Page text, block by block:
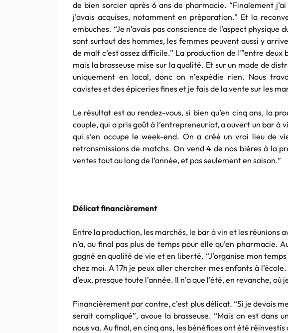
de bien sorcier après 6 ans de pharmacie. “Finalement
j’avais acquises, notamment en préparation.” Et la
embuches. “Je n’avais pas conscience de l’aspect physique
sont surtout des hommes, les femmes peuvent aussi y
de malt c’est assez difficile.” La production de l'”entre
mais la brasseuse mise sur la qualité. Et sur un mode de
uniquement en local, donc on n’expédie rien. Nous
cavistes et des épiceries fines et je fais de la vente sur les
Le résultat est au rendez-vous, si bien qu’en cinq ans, la
couple, qui a pris goût à l’entrepreneuriat, a ouvert un bar à
qui s’en occupe le week-end. On a créé un vrai lieu de
retransmissions de matchs. On vend 4 de nos bières à la
ventes tout au long de l’année, et pas seulement en saison.”
Délicat financièrement
Entre la production, les marchés, le bar à vin et les réunions
n’a, au final pas plus de temps pour elle qu’en pharmacie.
gagné en qualité de vie et en liberté. “J’organise mon
chez moi. A 17h je peux aller chercher mes enfants à
d’eux, presque toute l’année. Il n’a que l’été, en revanche, où
Financièrement par contre, c’est plus délicat. “Si je devais
serait compliqué”, avoue la brasseuse. “Mais on est dans
nous va. Au final, en cinq ans, les bénéfices ont été